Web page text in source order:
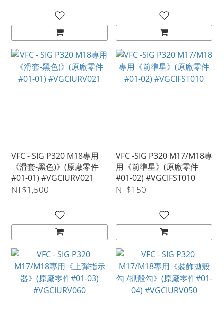
VFC - SIG P320 M18專用
《滑套-黑色)》(原廠零件
#01-01) #VGCIURV021
NT$1,500
VFC -SIG P320 M17/M18專
用《前準星》(原廠零件
#01-02) #VGCIFST010
NT$150